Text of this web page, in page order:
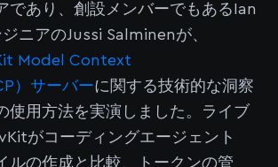
であり、創設メンバーでもあるIan
ニアのJussi Salminenが、
Model Context
）サーバーに関する技術的な洞察
使用方法を実演しました。ライブ
がコーディングエージェント
ルの作成と比較、トークンの管